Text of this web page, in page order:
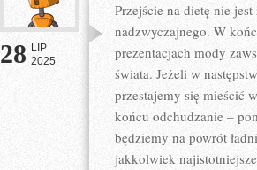
28 LIP
2025
Przejście na dietę nie
nadzwyczajnego. W
prezentacjach mody
świata. Jeżeli w
przestajemy się mieścić
końcu odchudzanie –
będziemy na powrót
jakkolwiek